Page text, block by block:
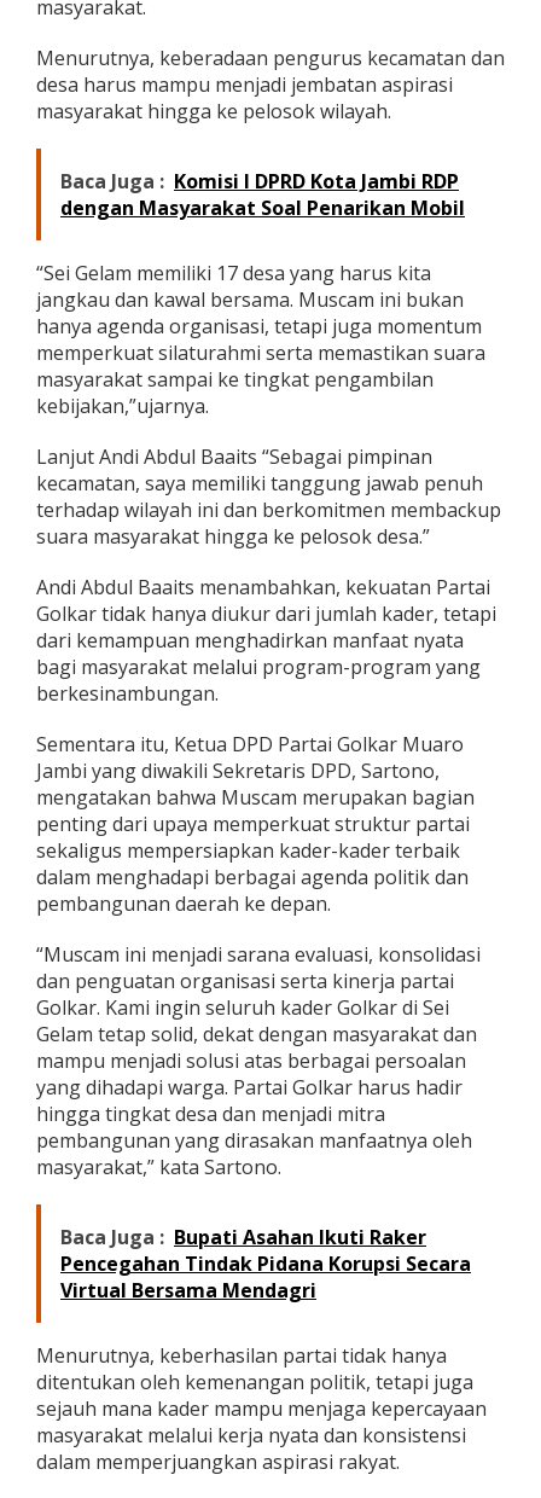
B
a
a
s
e
s
k
a
n
K
o
m
t
m
e
n
K
w
a
A
s
p
r
a
s
i
H
i
n
g
P
e
l
s
o
k
D
e
s
a
masyarakat.
Menurutnya, keberadaan pengurus kecamatan dan
desa harus mampu menjadi jembatan aspirasi
masyarakat hingga ke pelosok wilayah.
Baca Juga : Komisi I DPRD Kota Jambi RDP
dengan Masyarakat Soal Penarikan Mobil
“Sei Gelam memiliki 17 desa yang harus kita
jangkau dan kawal bersama. Muscam ini bukan
hanya agenda organisasi, tetapi juga momentum
memperkuat silaturahmi serta memastikan suara
masyarakat sampai ke tingkat pengambilan
kebijakan,”ujarnya.
Lanjut Andi Abdul Baaits “Sebagai pimpinan
kecamatan, saya memiliki tanggung jawab penuh
terhadap wilayah ini dan berkomitmen membackup
suara masyarakat hingga ke pelosok desa.”
Andi Abdul Baaits menambahkan, kekuatan Partai
Golkar tidak hanya diukur dari jumlah kader, tetapi
dari kemampuan menghadirkan manfaat nyata
bagi masyarakat melalui program-program yang
berkesinambungan.
Sementara itu, Ketua DPD Partai Golkar Muaro
Jambi yang diwakili Sekretaris DPD, Sartono,
mengatakan bahwa Muscam merupakan bagian
penting dari upaya memperkuat struktur partai
sekaligus mempersiapkan kader-kader terbaik
dalam menghadapi berbagai agenda politik dan
pembangunan daerah ke depan.
“Muscam ini menjadi sarana evaluasi, konsolidasi
dan penguatan organisasi serta kinerja partai
Golkar. Kami ingin seluruh kader Golkar di Sei
Gelam tetap solid, dekat dengan masyarakat dan
mampu menjadi solusi atas berbagai persoalan
yang dihadapi warga. Partai Golkar harus hadir
hingga tingkat desa dan menjadi mitra
pembangunan yang dirasakan manfaatnya oleh
masyarakat,” kata Sartono.
Baca Juga : Bupati Asahan Ikuti Raker
Pencegahan Tindak Pidana Korupsi Secara
Virtual Bersama Mendagri
Menurutnya, keberhasilan partai tidak hanya
ditentukan oleh kemenangan politik, tetapi juga
sejauh mana kader mampu menjaga kepercayaan
masyarakat melalui kerja nyata dan konsistensi
dalam memperjuangkan aspirasi rakyat.